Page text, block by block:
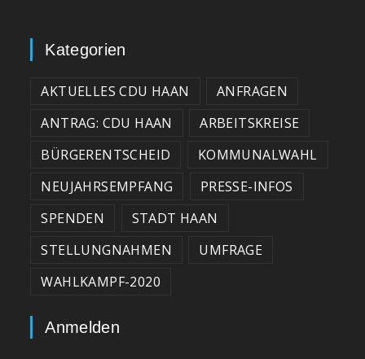
Kategorien
AKTUELLES CDU HAAN
ANFRAGEN
ANTRAG: CDU HAAN
ARBEITSKREISE
BÜRGERENTSCHEID
KOMMUNALWAHL
NEUJAHRSEMPFANG
PRESSE-INFOS
SPENDEN
STADT HAAN
STELLUNGNAHMEN
UMFRAGE
WAHLKAMPF-2020
Anmelden